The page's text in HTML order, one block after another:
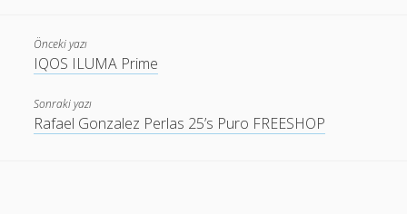
Önceki yazı
IQOS ILUMA Prime
Sonraki yazı
Rafael Gonzalez Perlas 25’s Puro FREESHOP